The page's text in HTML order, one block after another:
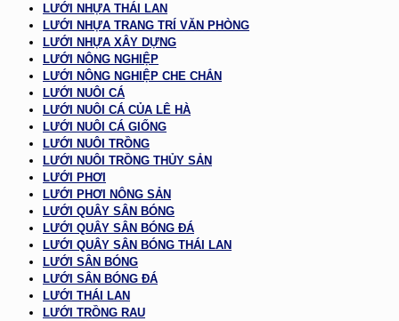
LƯỚI NHỰA THÁI LAN
LƯỚI NHỰA TRANG TRÍ VĂN PHÒNG
LƯỚI NHỰA XÂY DỰNG
LƯỚI NÔNG NGHIỆP
LƯỚI NÔNG NGHIỆP CHE CHẮN
LƯỚI NUÔI CÁ
LƯỚI NUÔI CÁ CỦA LÊ HÀ
LƯỚI NUÔI CÁ GIỐNG
LƯỚI NUÔI TRỒNG
LƯỚI NUÔI TRỒNG THỦY SẢN
LƯỚI PHƠI
LƯỚI PHƠI NÔNG SẢN
LƯỚI QUÂY SÂN BÓNG
LƯỚI QUÂY SÂN BÓNG ĐÁ
LƯỚI QUÂY SÂN BÓNG THÁI LAN
LƯỚI SÂN BÓNG
LƯỚI SÂN BÓNG ĐÁ
LƯỚI THÁI LAN
LƯỚI TRỒNG RAU